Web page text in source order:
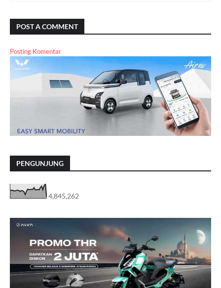
POST A COMMENT
Posting Komentar
PENGUNJUNG
4,845,262